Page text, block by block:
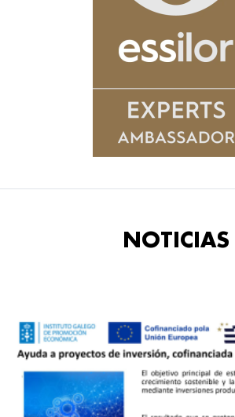
NOTICIAS